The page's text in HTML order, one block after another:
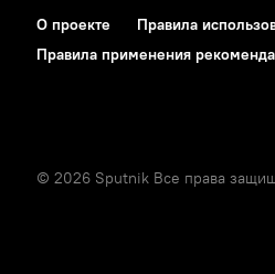
О проекте Правила
Правила применения
© 2026 Sputnik Все права